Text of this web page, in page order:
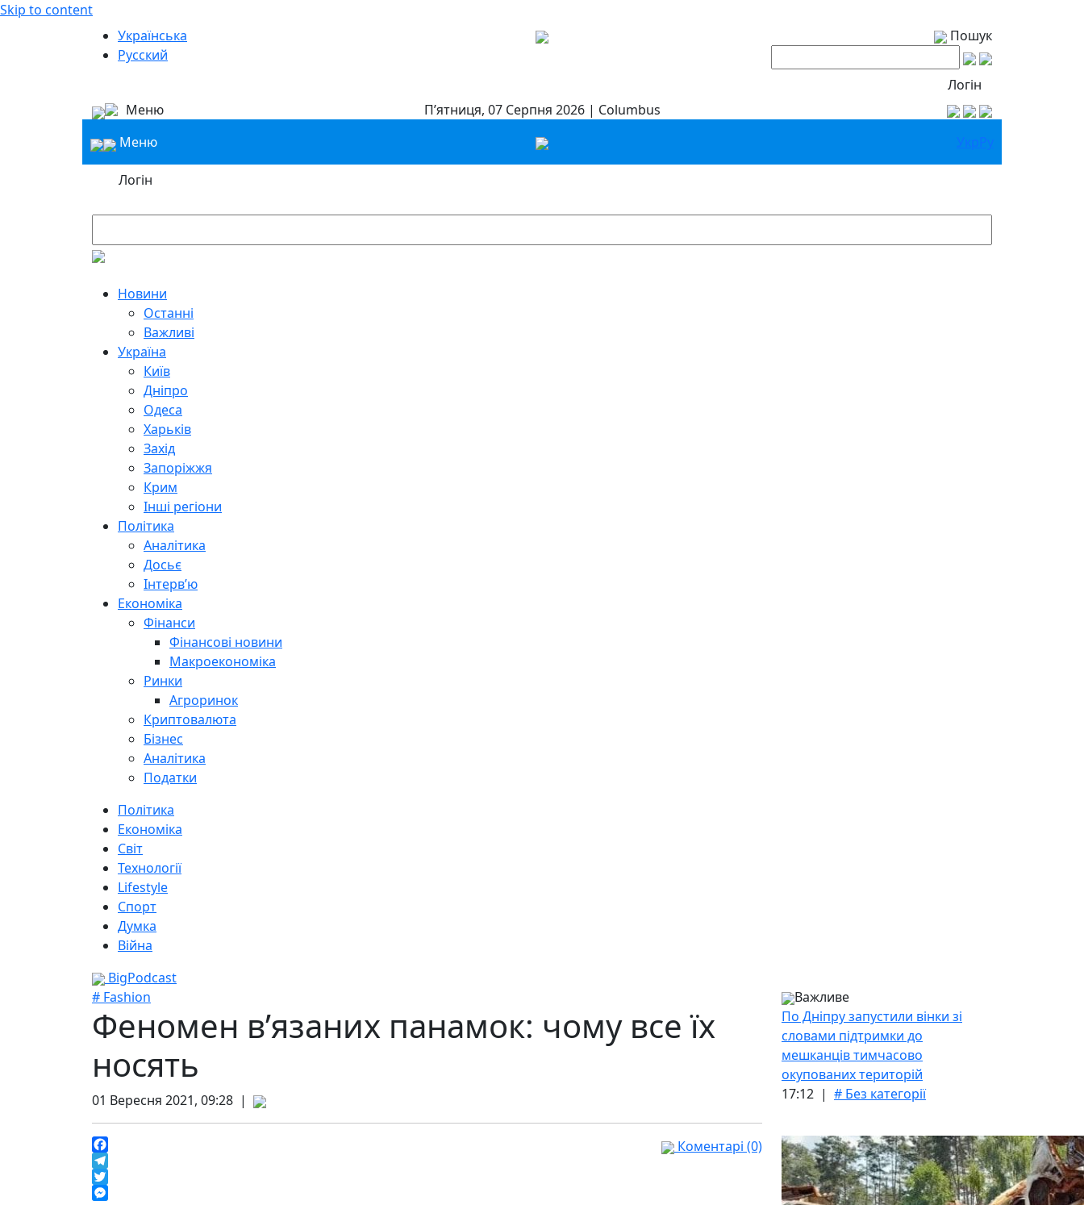
Skip to content
Українська
Русский
Пошук
Логін
Меню
П’ятниця, 07 Серпня 2026 | Columbus
Меню
УкрРу
Логін
Новини
Останні
Важливі
Україна
Київ
Дніпро
Одеса
Харьків
Захід
Запоріжжя
Крим
Інші регіони
Політика
Аналітика
Досьє
Інтерв’ю
Економіка
Фінанси
Фінансові новини
Макроекономіка
Ринки
Агроринок
Криптовалюта
Бізнес
Аналітика
Податки
Політика
Економіка
Світ
Технології
Lifestyle
Спорт
Думка
Війна
BigPodcast
# Fashion
Феномен в’язаних панамок: чому все їх
носять
01 Вересня 2021, 09:28 |
Facebook
Telegram
Twitter
Коментарі (0)
Важливе
По Дніпру запустили вінки зі
словами підтримки до
мешканців тимчасово
окупованих територій
17:12 | # Без категорії